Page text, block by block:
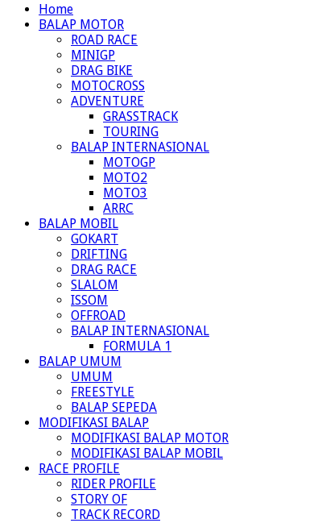
Home
BALAP MOTOR
ROAD RACE
MINIGP
DRAG BIKE
MOTOCROSS
ADVENTURE
GRASSTRACK
TOURING
BALAP INTERNASIONAL
MOTOGP
MOTO2
MOTO3
ARRC
BALAP MOBIL
GOKART
DRIFTING
DRAG RACE
SLALOM
ISSOM
OFFROAD
BALAP INTERNASIONAL
FORMULA 1
BALAP UMUM
UMUM
FREESTYLE
BALAP SEPEDA
MODIFIKASI BALAP
MODIFIKASI BALAP MOTOR
MODIFIKASI BALAP MOBIL
RACE PROFILE
RIDER PROFILE
STORY OF
TRACK RECORD